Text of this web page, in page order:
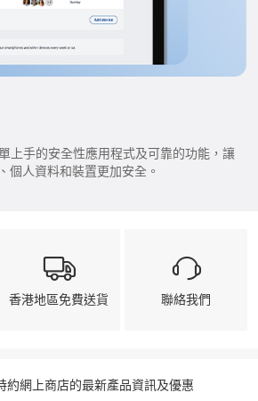
上手的安全性應用程式及可靠的功能，讓
個人資料和裝置更加安全。
香港地區免費送貨 聯絡我們
網上商店的最新產品資訊及優惠